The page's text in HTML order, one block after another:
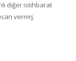
diğer istihbarat
vermiş